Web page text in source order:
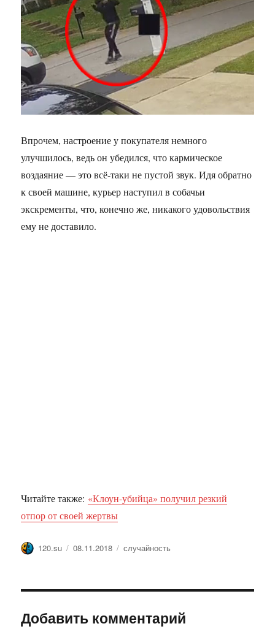
Впрочем, настроение у покупателя немного
улучшилось, ведь он убедился, что кармическое
воздаяние — это всё-таки не пустой звук. Идя обратно
к своей машине, курьер наступил в собачьи
экскременты, что, конечно же, никакого удовольствия
ему не доставило.
Читайте также: «Клоун-убийца» получил резкий
отпор от своей жертвы
Автор
120.su Опубликовано
08.11.2018 Метки
случайность
Добавить комментарий